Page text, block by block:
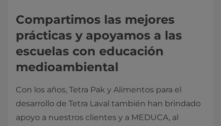
Compartimos las mejores
prácticas y apoyamos a las
escuelas con educación
medioambiental
Con los años, Tetra Pak y Alimentos para el
desarrollo de Tetra Laval también han brindado
apoyo a nuestros clientes y a MEDUCA, al